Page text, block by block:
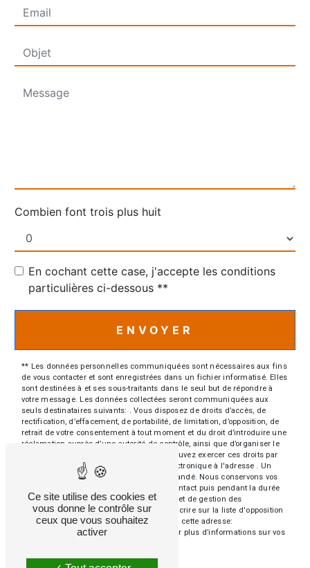
Combien font trois plus huit
En cochant cette case, j'accepte les conditions
particulières ci-dessous **
ENVOYER
** Les données personnelles communiquées sont nécessaires aux fins
de vous contacter et sont enregistrées dans un fichier informatisé. Elles
sont destinées à et ses sous-traitants dans le seul but de répondre à
votre message. Les données collectées seront communiquées aux
seuls destinataires suivants: . Vous disposez de droits d’accès, de
rectification, d’effacement, de portabilité, de limitation, d’opposition, de
retrait de votre consentement à tout moment et du droit d’introduire une
réclamation auprès d’une autorité de contrôle, ainsi que d’organiser le
sort de vos données post-mortem. Vous pouvez exercer ces droits par
voie postale à l'adresse ou par courrier électronique à l'adresse . Un
justificatif d'identité pourra vous être demandé. Nous conservons vos
données pendant la période de prise de contact puis pendant la durée
de prescription légale aux fins probatoires et de gestion des
contentieux. Vous avez le droit de vous inscrire sur la liste d'opposition
au démarchage téléphonique, disponible à cette adresse:
. Consultez le site cnil.fr pour plus d’informations sur vos
Ce site utilise des cookies et
vous donne le contrôle sur
ceux que vous souhaitez
activer